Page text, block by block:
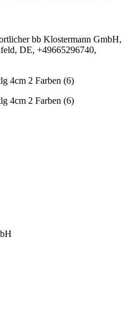
bb Klostermann GmbH,
DE, +49665296740,